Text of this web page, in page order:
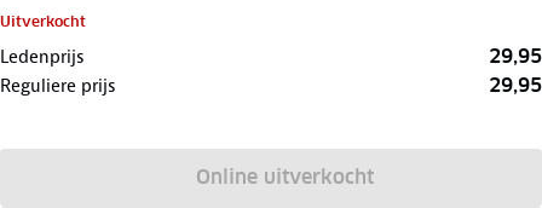
Uitverkocht
Ledenprijs 29,95
Reguliere prijs 29,95
Online uitverkocht